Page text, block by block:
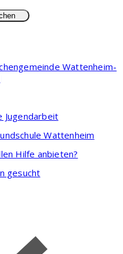
Wattenheim-
Jugendarbeit
Wattenheim
Hilfe anbieten?
gesucht